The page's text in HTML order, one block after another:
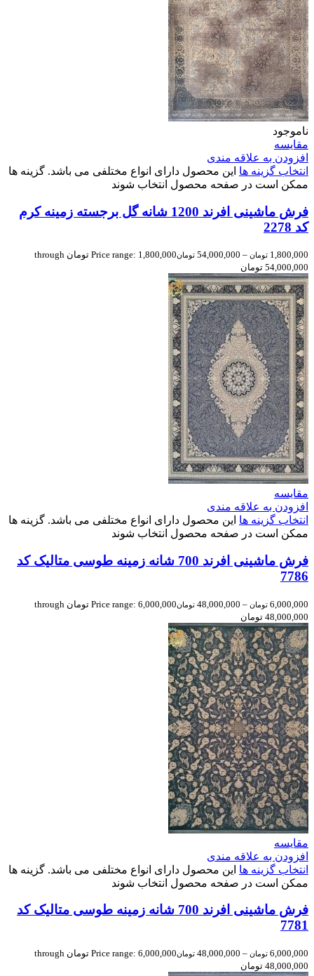
ناموجود
مقایسه
افزودن به علاقه مندی
انتخاب گزینه ها این محصول دارای انواع مختلفی می باشد. گزینه ها
ممکن است در صفحه محصول انتخاب شوند
فرش ماشینی افرند 1200 شانه گل برجسته زمینه كرم
کد 2278
1,800,000 تومان –
54,000,000 تومان
Price range: 1,800,000 تومان through
54,000,000 تومان
مقایسه
افزودن به علاقه مندی
انتخاب گزینه ها این محصول دارای انواع مختلفی می باشد. گزینه ها
ممکن است در صفحه محصول انتخاب شوند
فرش ماشینی افرند 700 شانه زمینه طوسی متالیک کد
7786
6,000,000 تومان –
48,000,000 تومان
Price range: 6,000,000 تومان through
48,000,000 تومان
مقایسه
افزودن به علاقه مندی
انتخاب گزینه ها این محصول دارای انواع مختلفی می باشد. گزینه ها
ممکن است در صفحه محصول انتخاب شوند
فرش ماشینی افرند 700 شانه زمینه طوسی متالیک کد
7781
6,000,000 تومان –
48,000,000 تومان
Price range: 6,000,000 تومان through
48,000,000 تومان